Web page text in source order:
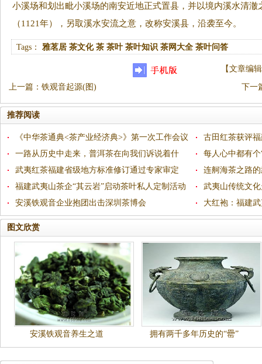
小溪场和划出毗小溪场的南安近地正式置县，并以境内溪水清
（1121年），另取溪水安流之意，改称安溪县，沿袭至今。
Tags：雅茗居 茶文化 茶 茶叶 茶叶知识 茶网大全 茶叶问答
【文章编辑
上一篇 ： 铁观音起源(图) 下一
推荐阅读
《中华茶通典<茶产业经济典>》第一次工作会议
在福建农林大学举行
古田红茶获评
一路从历史中走来，普洱茶在向我们诉说着什
么？
每人心中都有
众筹项目落地
武夷红茶福建省级地方标准修订通过专家审定
连舸海茶之路
福建武夷山茶企“其云岩”启动茶叶私人定制活动
武夷山传统文
生啧啧称奇
安溪铁观音企业抱团出击深圳茶博会 大红袍：福建
图文欣赏
安溪铁观音养生之道 拥有两千多年历史的“罍”